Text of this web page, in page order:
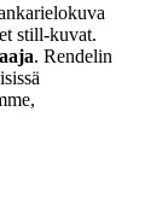
still-kuvat.
. Rendelin